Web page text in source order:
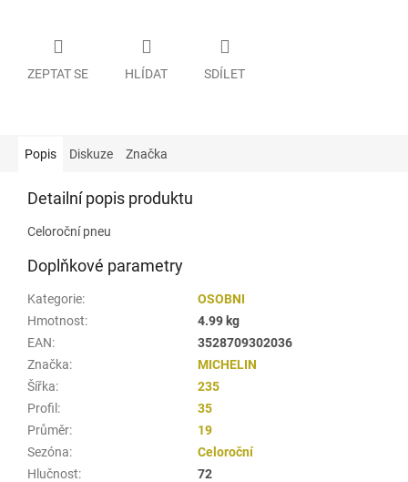
ZEPTAT SE HLÍDAT SDÍLET
Popis Diskuze Značka
Detailní popis produktu
Celoroční pneu
Doplňkové parametry
Kategorie:
OSOBNI
Hmotnost:
4.99 kg
EAN:
3528709302036
Značka:
MICHELIN
Šířka:
235
Profil :
35
Průměr:
19
Sezóna:
Celoroční
Hlučnost:
72